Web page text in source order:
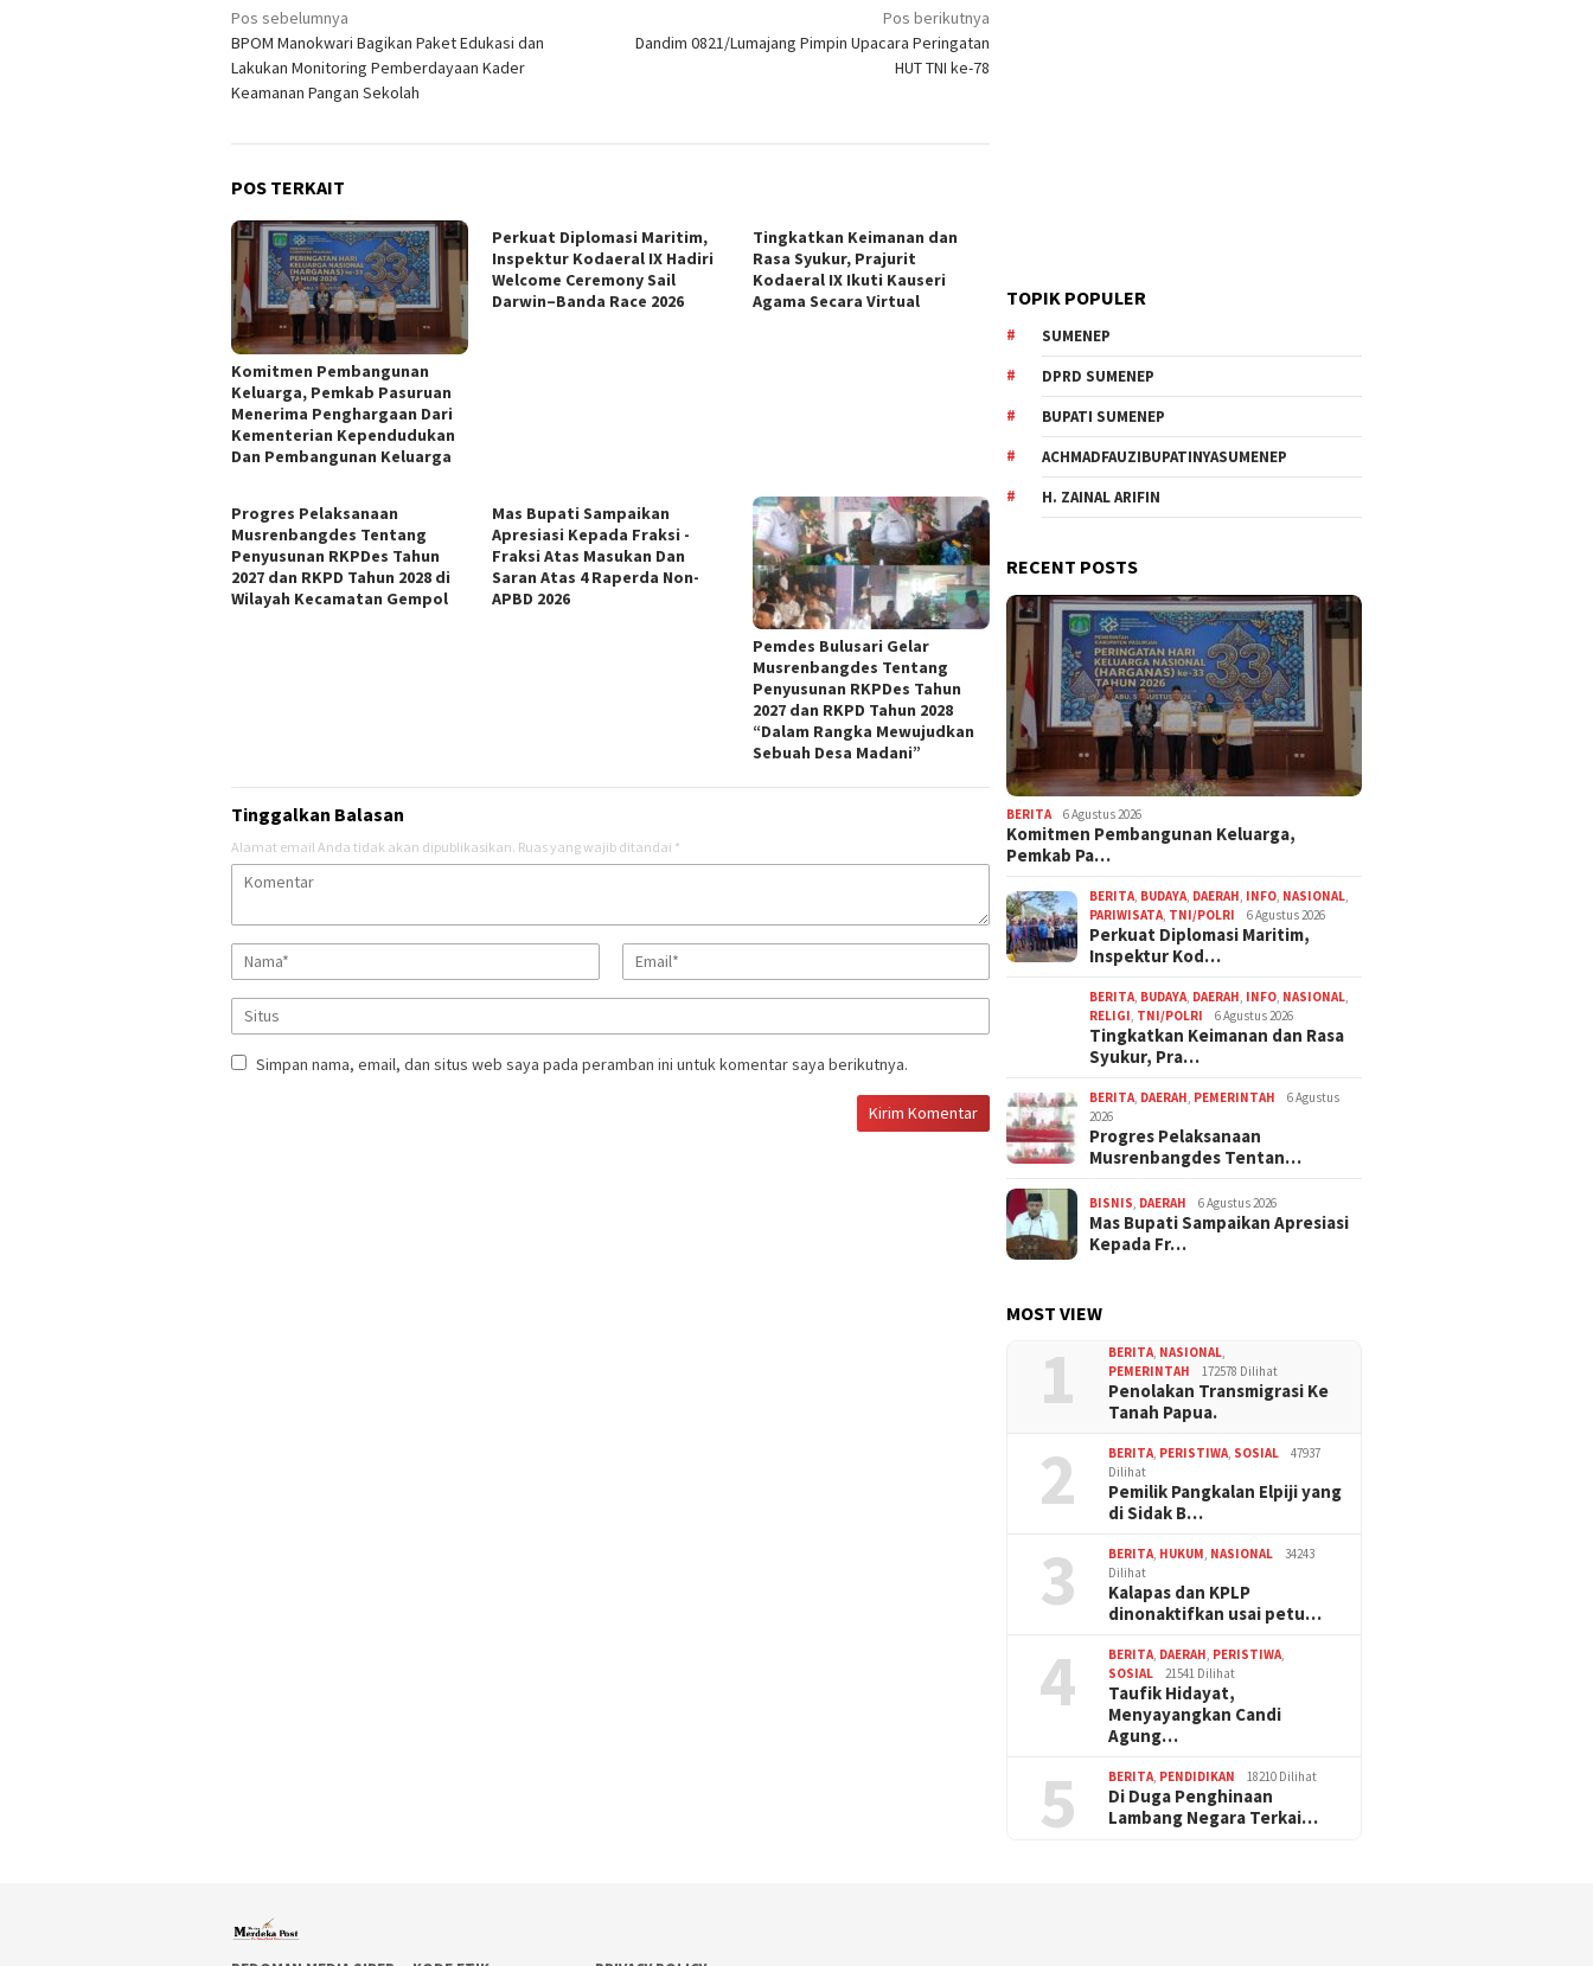
Navigasi
pos
Pos sebelumnya
BPOM Manokwari Bagikan Paket Edukasi dan
Lakukan Monitoring Pemberdayaan Kader
Keamanan Pangan Sekolah
Pos berikutnya
Dandim 0821/Lumajang Pimpin Upacara Peringatan
HUT TNI ke-78
POS TERKAIT
Komitmen Pembangunan
Keluarga, Pemkab Pasuruan
Menerima Penghargaan Dari
Kementerian Kependudukan
Dan Pembangunan Keluarga
Perkuat Diplomasi Maritim,
Inspektur Kodaeral IX Hadiri
Welcome Ceremony Sail
Darwin–Banda Race 2026
Tingkatkan Keimanan dan
Rasa Syukur, Prajurit
Kodaeral IX Ikuti Kauseri
Agama Secara Virtual
Progres Pelaksanaan
Musrenbangdes Tentang
Penyusunan RKPDes Tahun
2027 dan RKPD Tahun 2028 di
Wilayah Kecamatan Gempol
Mas Bupati Sampaikan
Apresiasi Kepada Fraksi -
Fraksi Atas Masukan Dan
Saran Atas 4 Raperda Non-
APBD 2026
Pemdes Bulusari Gelar
Musrenbangdes Tentang
Penyusunan RKPDes Tahun
2027 dan RKPD Tahun 2028
“Dalam Rangka Mewujudkan
Sebuah Desa Madani”
Tinggalkan Balasan
Alamat email Anda tidak akan dipublikasikan. Ruas yang wajib ditandai *
Simpan nama, email, dan situs web saya pada peramban ini untuk komentar saya berikutnya.
TOPIK POPULER
SUMENEP
DPRD SUMENEP
BUPATI SUMENEP
ACHMADFAUZIBUPATINYASUMENEP
H. ZAINAL ARIFIN
RECENT POSTS
BERITA 6 Agustus 2026
Komitmen Pembangunan Keluarga,
Pemkab Pa…
BERITA, BUDAYA, DAERAH, INFO, NASIONAL,
PARIWISATA, TNI/POLRI 6 Agustus 2026
Perkuat Diplomasi Maritim,
Inspektur Kod…
BERITA, BUDAYA, DAERAH, INFO, NASIONAL,
RELIGI, TNI/POLRI 6 Agustus 2026
Tingkatkan Keimanan dan Rasa
Syukur, Pra…
BERITA, DAERAH, PEMERINTAH
6 Agustus
2026
Progres Pelaksanaan
Musrenbangdes Tentan…
BISNIS, DAERAH 6 Agustus 2026
Mas Bupati Sampaikan Apresiasi
Kepada Fr…
MOST VIEW
1 BERITA, NASIONAL,
PEMERINTAH
172578 Dilihat
Penolakan Transmigrasi Ke
Tanah Papua.
2 BERITA, PERISTIWA, SOSIAL
47937
Dilihat
Pemilik Pangkalan Elpiji yang
di Sidak B…
3 BERITA, HUKUM, NASIONAL
34243
Dilihat
Kalapas dan KPLP
dinonaktifkan usai petu…
4 BERITA, DAERAH, PERISTIWA,
SOSIAL
21541 Dilihat
Taufik Hidayat,
Menyayangkan Candi
Agung…
5 BERITA, PENDIDIKAN 18210 Dilihat
Di Duga Penghinaan
Lambang Negara Terkai…